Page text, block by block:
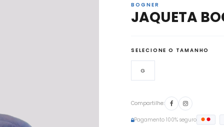
BOGNER
JAQUETA
SELECIONE O TAMANHO
G
Compartilhe:
Pagamento 100% seguro